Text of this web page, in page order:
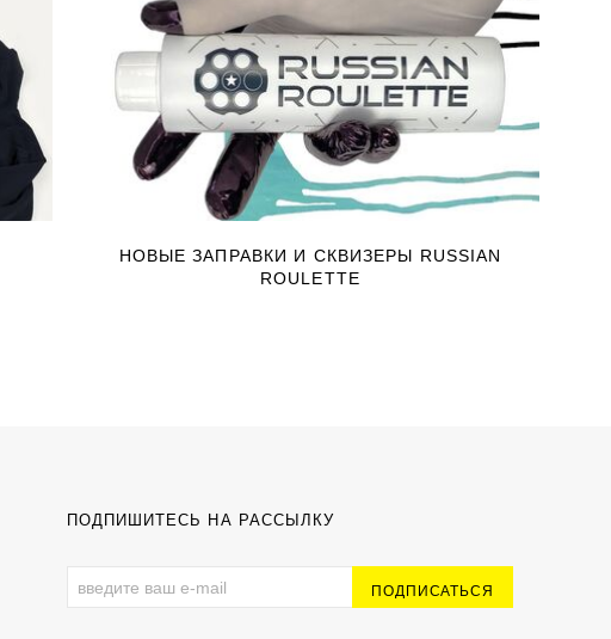
НОВЫЕ ЗАПРАВКИ И СКВИЗЕРЫ RUSSIAN
ROULETTE
ПОДПИШИТЕСЬ НА РАССЫЛКУ